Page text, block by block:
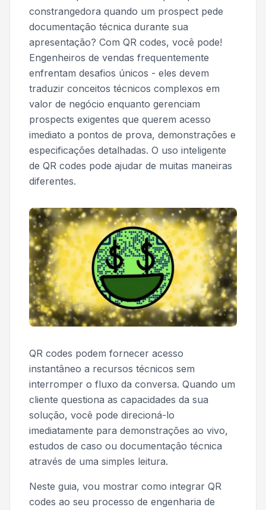
constrangedora quando um prospect pede
documentação técnica durante sua
apresentação? Com QR codes, você pode!
Engenheiros de vendas frequentemente
enfrentam desafios únicos - eles devem
traduzir conceitos técnicos complexos em
valor de negócio enquanto gerenciam
prospects exigentes que querem acesso
imediato a pontos de prova, demonstrações e
especificações detalhadas. O uso inteligente
de QR codes pode ajudar de muitas maneiras
diferentes.
QR codes podem fornecer acesso
instantâneo a recursos técnicos sem
interromper o fluxo da conversa. Quando um
cliente questiona as capacidades da sua
solução, você pode direcioná-lo
imediatamente para demonstrações ao vivo,
estudos de caso ou documentação técnica
através de uma simples leitura.
Neste guia, vou mostrar como integrar QR
codes ao seu processo de engenharia de